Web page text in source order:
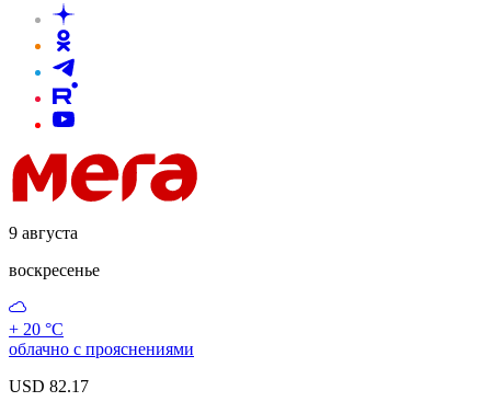
9 августа
воскресенье
+ 20 °С
облачно с прояснениями
USD 82.17